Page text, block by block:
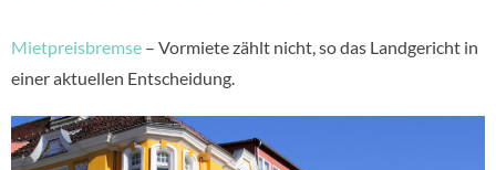
Mietpreisbremse – Vormiete zählt nicht, so das Landgericht in
einer aktuellen Entscheidung.